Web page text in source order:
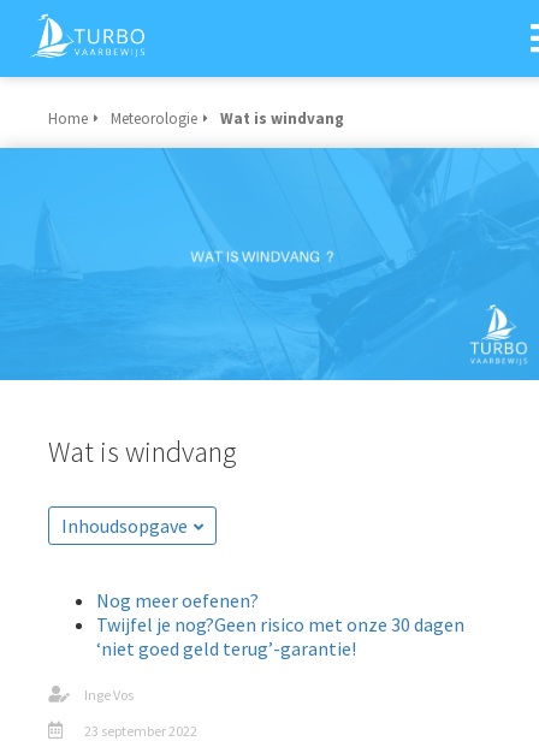
Home Meteorologie Wat is windvang
Wat is windvang
Inhoudsopgave
Nog meer oefenen?
Twijfel je nog?Geen risico met onze 30 dagen
‘niet goed geld terug’-garantie!
Inge Vos
23 september 2022